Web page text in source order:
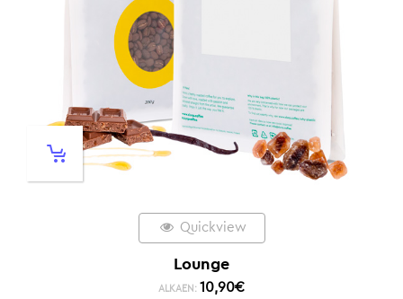
Quickview
Lounge
ALKAEN: 10,90€